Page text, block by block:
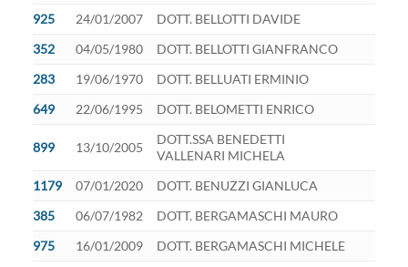
925
24/01/2007
DOTT. BELLOTTI DAVIDE
352
04/05/1980
DOTT. BELLOTTI GIANFRANCO
283
19/06/1970
DOTT. BELLUATI ERMINIO
649
22/06/1995 DOTT. BELOMETTI ENRICO
899 13/10/2005
DOTT.SSA BENEDETTI
VALLENARI MICHELA
1179
07/01/2020
DOTT. BENUZZI GIANLUCA
385
06/07/1982
DOTT. BERGAMASCHI MAURO
975
16/01/2009
DOTT. BERGAMASCHI MICHELE